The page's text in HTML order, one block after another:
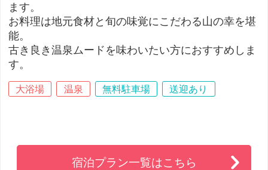
ます。
お料理は地元食材と旬の味覚にこだわる山の幸を堪
能。
古き良き温泉ムードを味わいたい方におすすめしま
す。
大浴場 温泉 無料駐車場 送迎あり
宿泊プラン一覧はこちら